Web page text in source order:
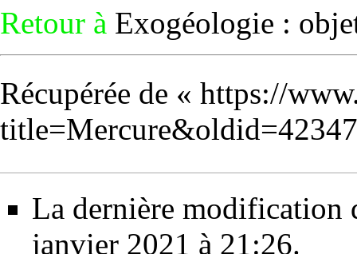
Retour à Exogéologie :
Récupérée de « https://
title=Mercure&oldid=42347
La dernière modification
janvier 2021 à 21:26.